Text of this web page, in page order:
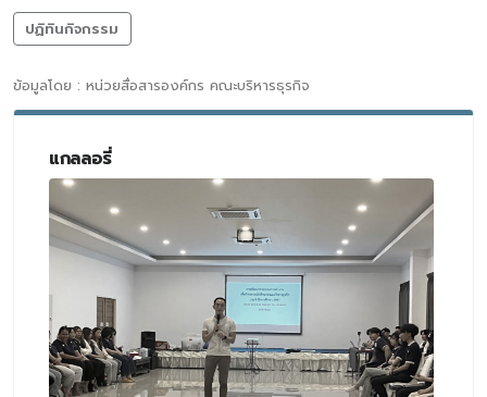
ปฏิทินกิจกรรม
ข้อมูลโดย : หน่วยสื่อสารองค์กร คณะบริหารธุรกิจ
แกลลอรี่